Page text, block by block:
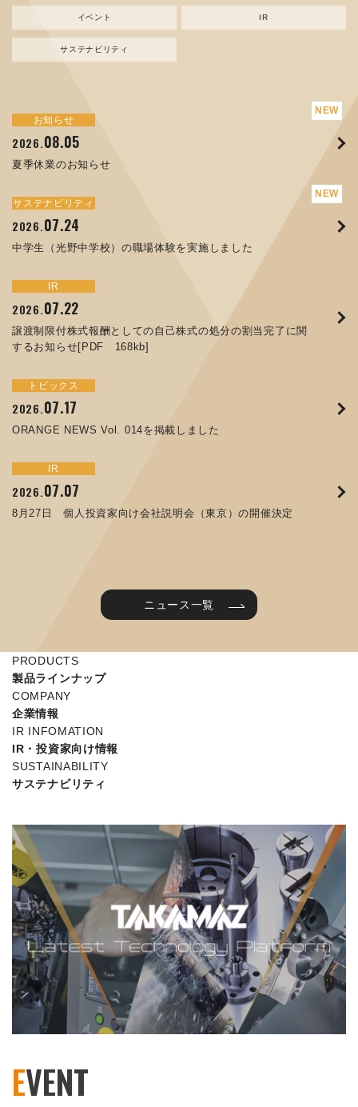
イベント IR
サステナビリティ
お知らせ
2026.08.05
夏季休業のお知らせ
サステナビリティ
2026.07.24
中学生（光野中学校）の職場体験を実施しました
IR
2026.07.22
譲渡制限付株式報酬としての自己株式の処分の割当完了に関
するお知らせ[PDF 168kb]
トピックス
2026.07.17
ORANGE NEWS Vol. 014を掲載しました
IR
2026.07.07
8月27日 個人投資家向け会社説明会（東京）の開催決定
新規事業
2024.04.10
資源ごみAI 自動選別機 販売開始のお知らせ
お知らせ
2026.08.05
夏季休業のお知らせ
お知らせ
2025.11.17
コラムを更新しました：MECT2025(メカトロテックジャパ
お知らせ
2025.09.02
XWT-8 日本デザイン振興会賞受賞！
お知らせ
2025.05.29
コラムを更新しました：MEX金沢2025(第61回機械工業見本
お知らせ
2025.05.15
トピックス
2026.07.17
ORANGE NEWS Vol. 014を掲載しました
トピックス
2026.04.17
ORANGE NEWS Vol. 013を掲載しました
トピックス
2025.10.01
高松流技Vol.25を掲載しました
2025.09.10
ORANGE NEWS Vol. 011を掲載しました
2025.07.31
ORANGE NEWS Vol. 010を掲載しました
イベント
2026.04.03
MEX金沢2026 出展のご案内 ※終了しました
イベント
2025.08.29
MECT 2025 出展のご案内 ※終了しました
イベント
2025.04.16
MEX金沢2025 出展のご案内 ※終了しました
2024.09.26
JIMTOF2024 出展のご案内 ※終了しました
2024.05.13
MEX金沢2024 学生向け会社説明コーナー予約のご案内 ※
終了しました
IR
2026.07.22
譲渡制限付株式報酬としての自己株式の処分の割当完了に関
IR
2026. 07.07
IR
2026.07.01
コーポレートガバナンス報告書を更新しました
IR
2026.06.26
第65回定時株主総会のご報告を掲載しました
IR
2026.06.25
譲渡制限付株式報酬としての自己株式の処分に関するお知ら
サステナビリティ
2026.07.24
中学生（光野中学校）の職場体験を実施しました
サステナビリティ
2026.06.12
人材戦略を策定しました
サステナビリティ
2026.03.26
「健康経営優良法人２０２６（大規模法人部門）」に認定さ
れました
サステナビリティ
2025.12.09
令和７年度石川県ワークライフバランス企業知事表彰「優良
サステナビリティ
2025.12.04
ニュース一覧
PRODUCTS
製品ラインナップ
COMPANY
企業情報
IR INFOMATION
IR・投資家向け情報
SUSTAINABILITY
サステナビリティ
EVENT